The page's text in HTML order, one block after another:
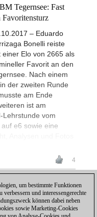
Tegernsee: Fast
Favoritensturz
– Eduardo
Bonelli reiste
einer Elo von 2665 als
Favorit an den
Nach einem
der zweiten Runde
am Ende
ist am
Lehrstunde vom
e6 sowie eine
4
um bestimmte Funktionen
und interessengerechte
können dabei neben
sowie Marketing-Cookies